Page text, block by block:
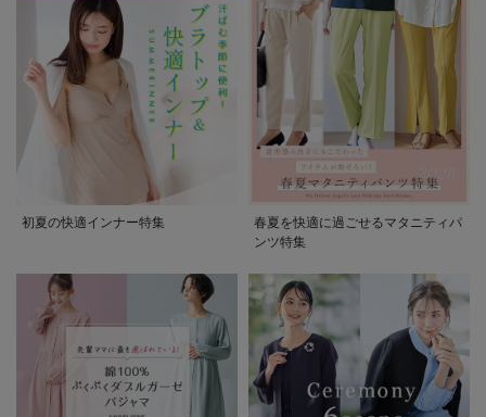
初夏の快適インナー特集
春夏を快適に過ごせるマタニティパ
ンツ特集